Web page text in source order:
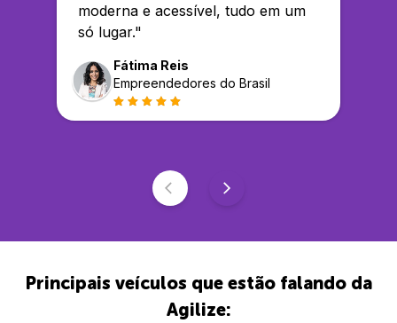
moderna e acessível, tudo em um
só lugar."
Fátima Reis
Empreendedores do Brasil
Principais veículos que estão falando da
Agilize: